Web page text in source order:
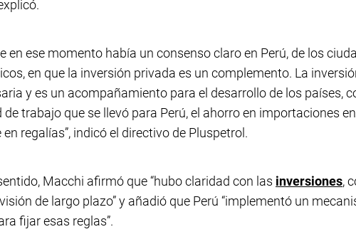
en ese momento había un consenso claro en Perú, de los
en que la inversión privada es un complemento. La
y es un acompañamiento para el desarrollo de los países,
trabajo que se llevó para Perú, el ahorro en importaciones
en regalías”, indicó el directivo de Pluspetrol.
Macchi afirmó que “hubo claridad con las inversiones,
de largo plazo” y añadió que Perú “implementó un
fijar esas reglas”.